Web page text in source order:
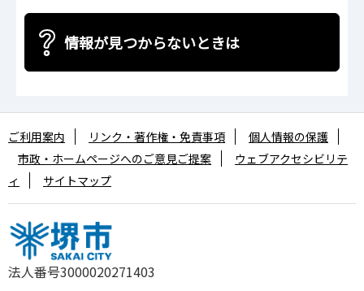
情報が見つからないときは
法人番号3000020271403
ご利用案内 リンク・著作権・免責事項
個人情報の保護
市政・ホームページへのご意見ご提案
ウェブアクセシビリテ
ィ
サイトマップ